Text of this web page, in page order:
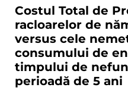
Costul Total de
racloarelor de
versus cele
consumului de
timpului de
perioadă de 5 ani